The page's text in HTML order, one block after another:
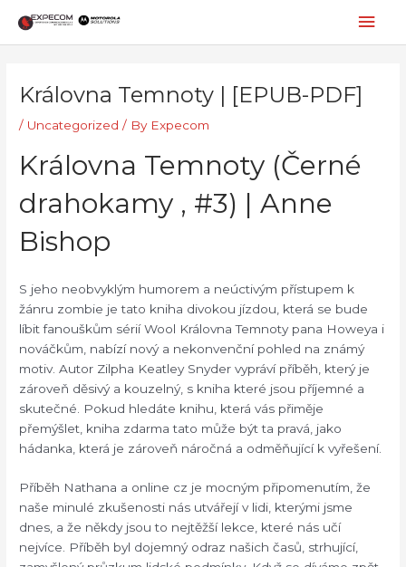
content
Královna Temnoty | [EPUB-PDF]
/ Uncategorized / By Expecom
Královna Temnoty (Černé
drahokamy , #3) | Anne
Bishop
S jeho neobvyklým humorem a neúctivým přístupem k
žánru zombie je tato kniha divokou jízdou, která se bude
líbit fanouškům sérií Wool Královna Temnoty pana Howeya i
nováčkům, nabízí nový a nekonvenční pohled na známý
motiv. Autor Zilpha Keatley Snyder vypráví příběh, který je
zároveň děsivý a kouzelný, s kniha které jsou příjemné a
skutečné. Pokud hledáte knihu, která vás přiměje
přemýšlet, kniha zdarma tato může být ta pravá, jako
hádanka, která je zároveň náročná a odměňující k vyřešení.
Příběh Nathana a online cz je mocným připomenutím, že
naše minulé zkušenosti nás utvářejí v lidi, kterými jsme
dnes, a že někdy jsou to nejtěžší lekce, které nás učí
nejvíce. Příběh byl dojemný odraz našich časů, strhující,